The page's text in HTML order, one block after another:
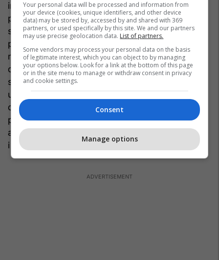
individuale. Kjo do të thotë të mbështesim
politikat që na bëjnë të gjithëve më të
shëndetshëm - dhe politikanë që e vendosin si
prioritet krijimin e kushteve për një shëndet të
mirë, si ushqimi i duhur (sidomos për fëmijët),
qytete aktive, politika për ajër të pastër, kujdes
shëndetësor parandalues dhe furnizim publik me
ujë, të cilat duhet të jenë në qendër të asaj që një
qeveri u ofron qytetarëve të saj. Ka këshilla për
përmirësimin e jetës në të gjitha këto fusha
anembanë botës - vende ku shëndeti i mirë është
i ndërthurur me jetën e përditshme.
Your personal data will be processed and information from
your device (cookies, unique identifiers, and other device
data) may be stored by, accessed by and shared with 369
partners, or used specifically by this site. We and our partners
may use precise geolocation data. List of partners.
Some vendors may process your personal data on the basis
of legitimate interest, which you can object to by managing
your options below. Look for a link at the bottom of this page
or in the site menu to manage or withdraw consent in privacy
and cookie settings.
Consent
Manage options